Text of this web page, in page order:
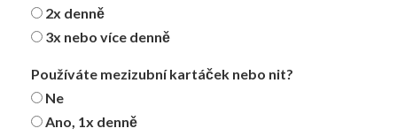
2x denně
3x nebo více denně
Používáte mezizubní kartáček nebo nit?
Ne
Ano, 1x denně